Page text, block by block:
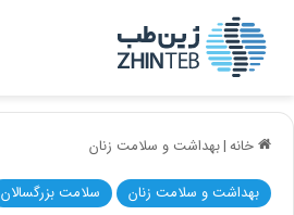
خانه|بهداشت و سلامت زنان
بهداشت و سلامت زنان سلامت بزرگسالان